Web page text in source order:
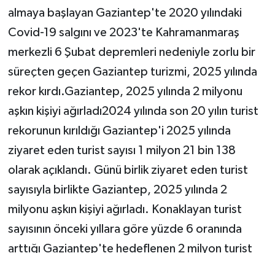
almaya başlayan Gaziantep'te 2020 yılındaki
Covid-19 salgını ve 2023'te Kahramanmaraş
merkezli 6 Şubat depremleri nedeniyle zorlu bir
süreçten geçen Gaziantep turizmi, 2025 yılında
rekor kırdı.Gaziantep, 2025 yılında 2 milyonu
aşkın kişiyi ağırladı2024 yılında son 20 yılın turist
rekorunun kırıldığı Gaziantep'i 2025 yılında
ziyaret eden turist sayısı 1 milyon 21 bin 138
olarak açıklandı. Günü birlik ziyaret eden turist
sayısıyla birlikte Gaziantep, 2025 yılında 2
milyonu aşkın kişiyi ağırladı. Konaklayan turist
sayısının önceki yıllara göre yüzde 6 oranında
arttığı Gaziantep'te hedeflenen 2 milyon turist